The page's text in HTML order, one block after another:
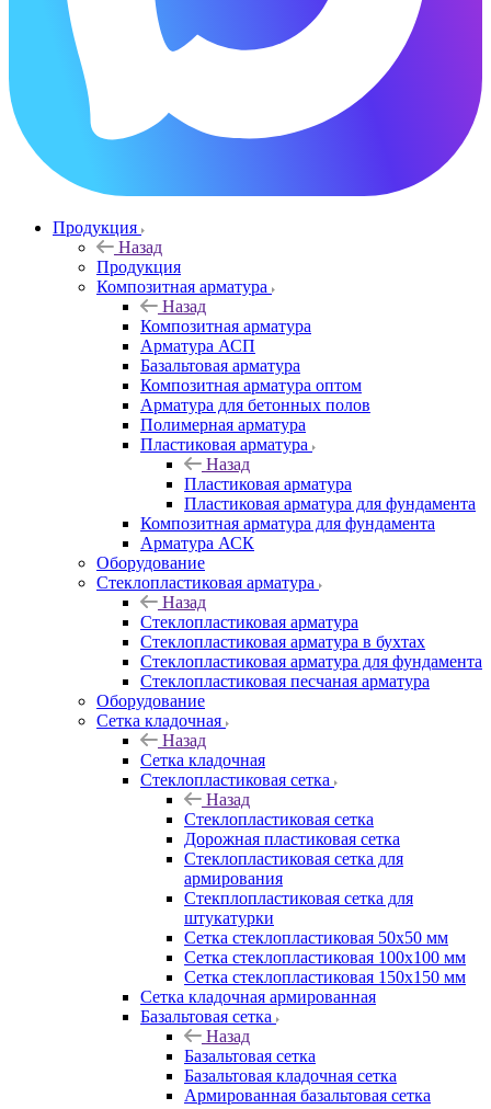
Продукция
Назад
Продукция
Композитная арматура
Назад
Композитная арматура
Арматура АСП
Базальтовая арматура
Композитная арматура оптом
Арматура для бетонных полов
Полимерная арматура
Пластиковая арматура
Назад
Пластиковая арматура
Пластиковая арматура для фундамента
Композитная арматура для фундамента
Арматура АСК
Оборудование
Cтеклопластиковая арматура
Назад
Cтеклопластиковая арматура
Стеклопластиковая арматура в бухтах
Стеклопластиковая арматура для фундамента
Стеклопластиковая песчаная арматура
Оборудование
Сетка кладочная
Назад
Сетка кладочная
Стеклопластиковая сетка
Назад
Стеклопластиковая сетка
Дорожная пластиковая сетка
Стеклопластиковая сетка для
армирования
Стекплопластиковая сетка для
штукатурки
Сетка стеклопластиковая 50x50 мм
Сетка стеклопластиковая 100x100 мм
Сетка стеклопластиковая 150x150 мм
Сетка кладочная армированная
Базальтовая сетка
Назад
Базальтовая сетка
Базальтовая кладочная сетка
Армированная базальтовая сетка